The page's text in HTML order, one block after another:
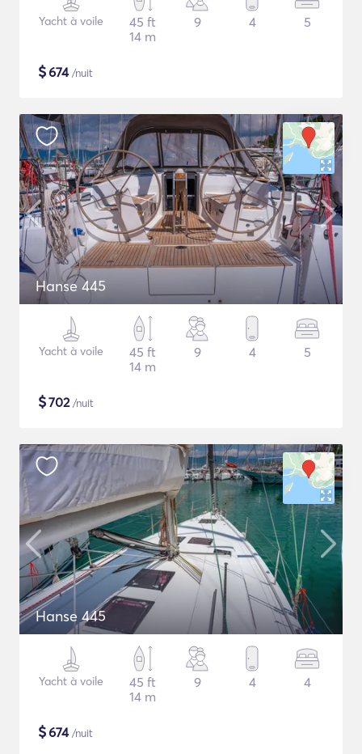
Yacht à voile
45 ft
14 m
9 4 5
$674/nuit
Hanse 445
Yacht à voile
45 ft
14 m
9 4 5
$702/nuit
Hanse 445
Yacht à voile
45 ft
14 m
9 4 4
$674/nuit